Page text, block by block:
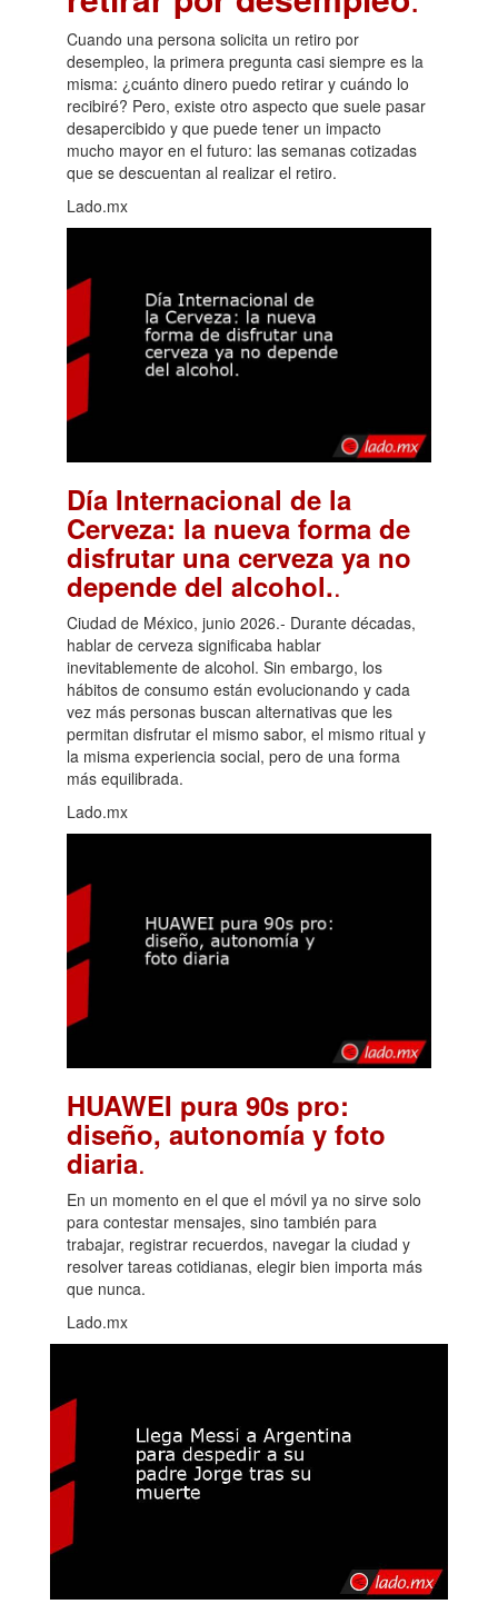
Cuando una persona solicita un retiro por
desempleo, la primera pregunta casi siempre es la
misma: ¿cuánto dinero puedo retirar y cuándo lo
recibiré? Pero, existe otro aspecto que suele pasar
desapercibido y que puede tener un impacto
mucho mayor en el futuro: las semanas cotizadas
que se descuentan al realizar el retiro.
Lado.mx
Día Internacional de la
Cerveza: la nueva forma de
disfrutar una cerveza ya no
depende del alcohol..
Ciudad de México, junio 2026.- Durante décadas,
hablar de cerveza significaba hablar
inevitablemente de alcohol. Sin embargo, los
hábitos de consumo están evolucionando y cada
vez más personas buscan alternativas que les
permitan disfrutar el mismo sabor, el mismo ritual y
la misma experiencia social, pero de una forma
más equilibrada.
Lado.mx
HUAWEI pura 90s pro:
diseño, autonomía y foto
diaria.
En un momento en el que el móvil ya no sirve solo
para contestar mensajes, sino también para
trabajar, registrar recuerdos, navegar la ciudad y
resolver tareas cotidianas, elegir bien importa más
que nunca.
Lado.mx